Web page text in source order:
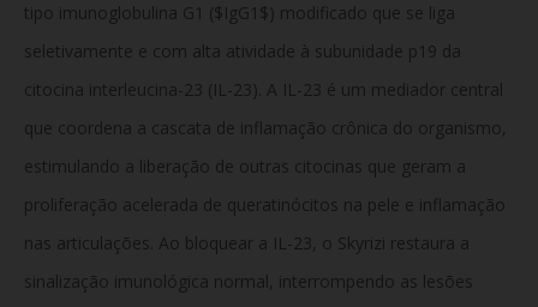
tipo imunoglobulina G1 ($IgG1$) modificado que se liga
seletivamente e com alta atividade à subunidade p19 da
citocina interleucina-23 (IL-23). A IL-23 é um mediador central
que coordena a cascata de inflamação crônica do organismo,
estimulando a liberação de outras citocinas que geram a
proliferação acelerada de queratinócitos na pele e inflamação
nas articulações. Ao bloquear a IL-23, o Skyrizi restaura a
sinalização imunológica normal, interrompendo as lesões